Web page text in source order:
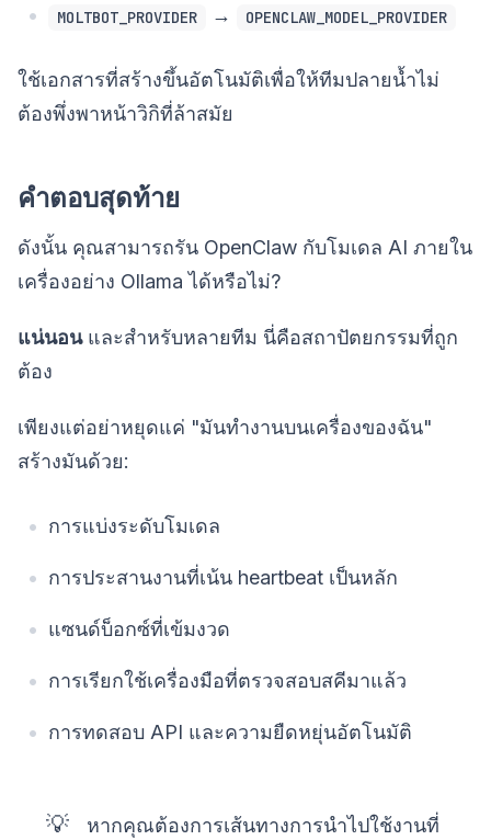
MOLTBOT_PROVIDER → OPENCLAW_MODEL_PROVIDER
ใช้เอกสารที่สร้างขึ้นอัตโนมัติเพื่อให้ทีมปลายน้ำไม่
ต้องพึ่งพาหน้าวิกิที่ล้าสมัย
คำตอบสุดท้าย
ดังนั้น คุณสามารถรัน OpenClaw กับโมเดล AI ภายใน
เครื่องอย่าง Ollama ได้หรือไม่?
แน่นอนและสำหรับหลายทีม นี่คือสถาปัตยกรรมที่ถูก
ต้อง
เพียงแต่อย่าหยุดแค่ "มันทำงานบนเครื่องของฉัน"
สร้างมันด้วย:
การแบ่งระดับโมเดล
การประสานงานที่เน้น heartbeat เป็นหลัก
แซนด์บ็อกซ์ที่เข้มงวด
การเรียกใช้เครื่องมือที่ตรวจสอบสคีมาแล้ว
การทดสอบ API และความยืดหยุ่นอัตโนมัติ
💡
หากคุณต้องการเส้นทางการนำไปใช้งานที่